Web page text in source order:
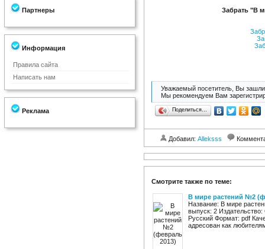
Партнеры
Информация
Правила сайта
Написать нам
Реклама
Забрать "В
Уважаемый посетитель, Вы зашли
Мы рекомендуем Вам
Поделиться…
Добавил: Alleksss
Смотрите также по теме:
В мире растений №2
Название: В мире
выпуск: 2
Русский Формат: pdf
адресован как